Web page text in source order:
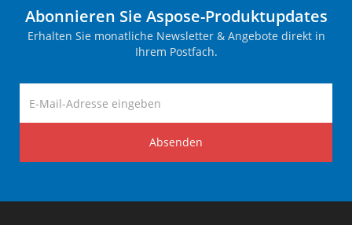
Abonnieren Sie Aspose-Produktupdates
Erhalten Sie monatliche Newsletter & Angebote direkt in
Ihrem Postfach.
Absenden